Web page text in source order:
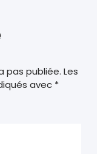
pas publiée. Les
avec *